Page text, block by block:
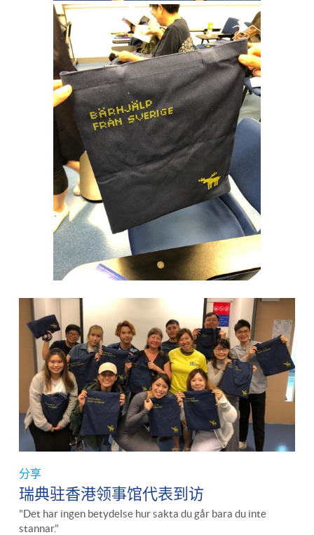
分享
瑞典驻香港领事馆代表到访
"Det har ingen betydelse hur sakta du går bara du inte
stannar."